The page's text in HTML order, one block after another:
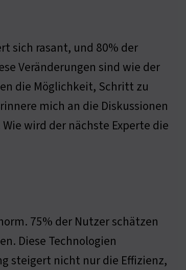
sich rasant, und 80% der
Veränderungen sind wie der
die Möglichkeit, Schritt zu
mich an die Diskussionen
wird der nächste Experte die
75% der Nutzer schätzen
Diese Technologien
steigert nicht nur die Effizienz,